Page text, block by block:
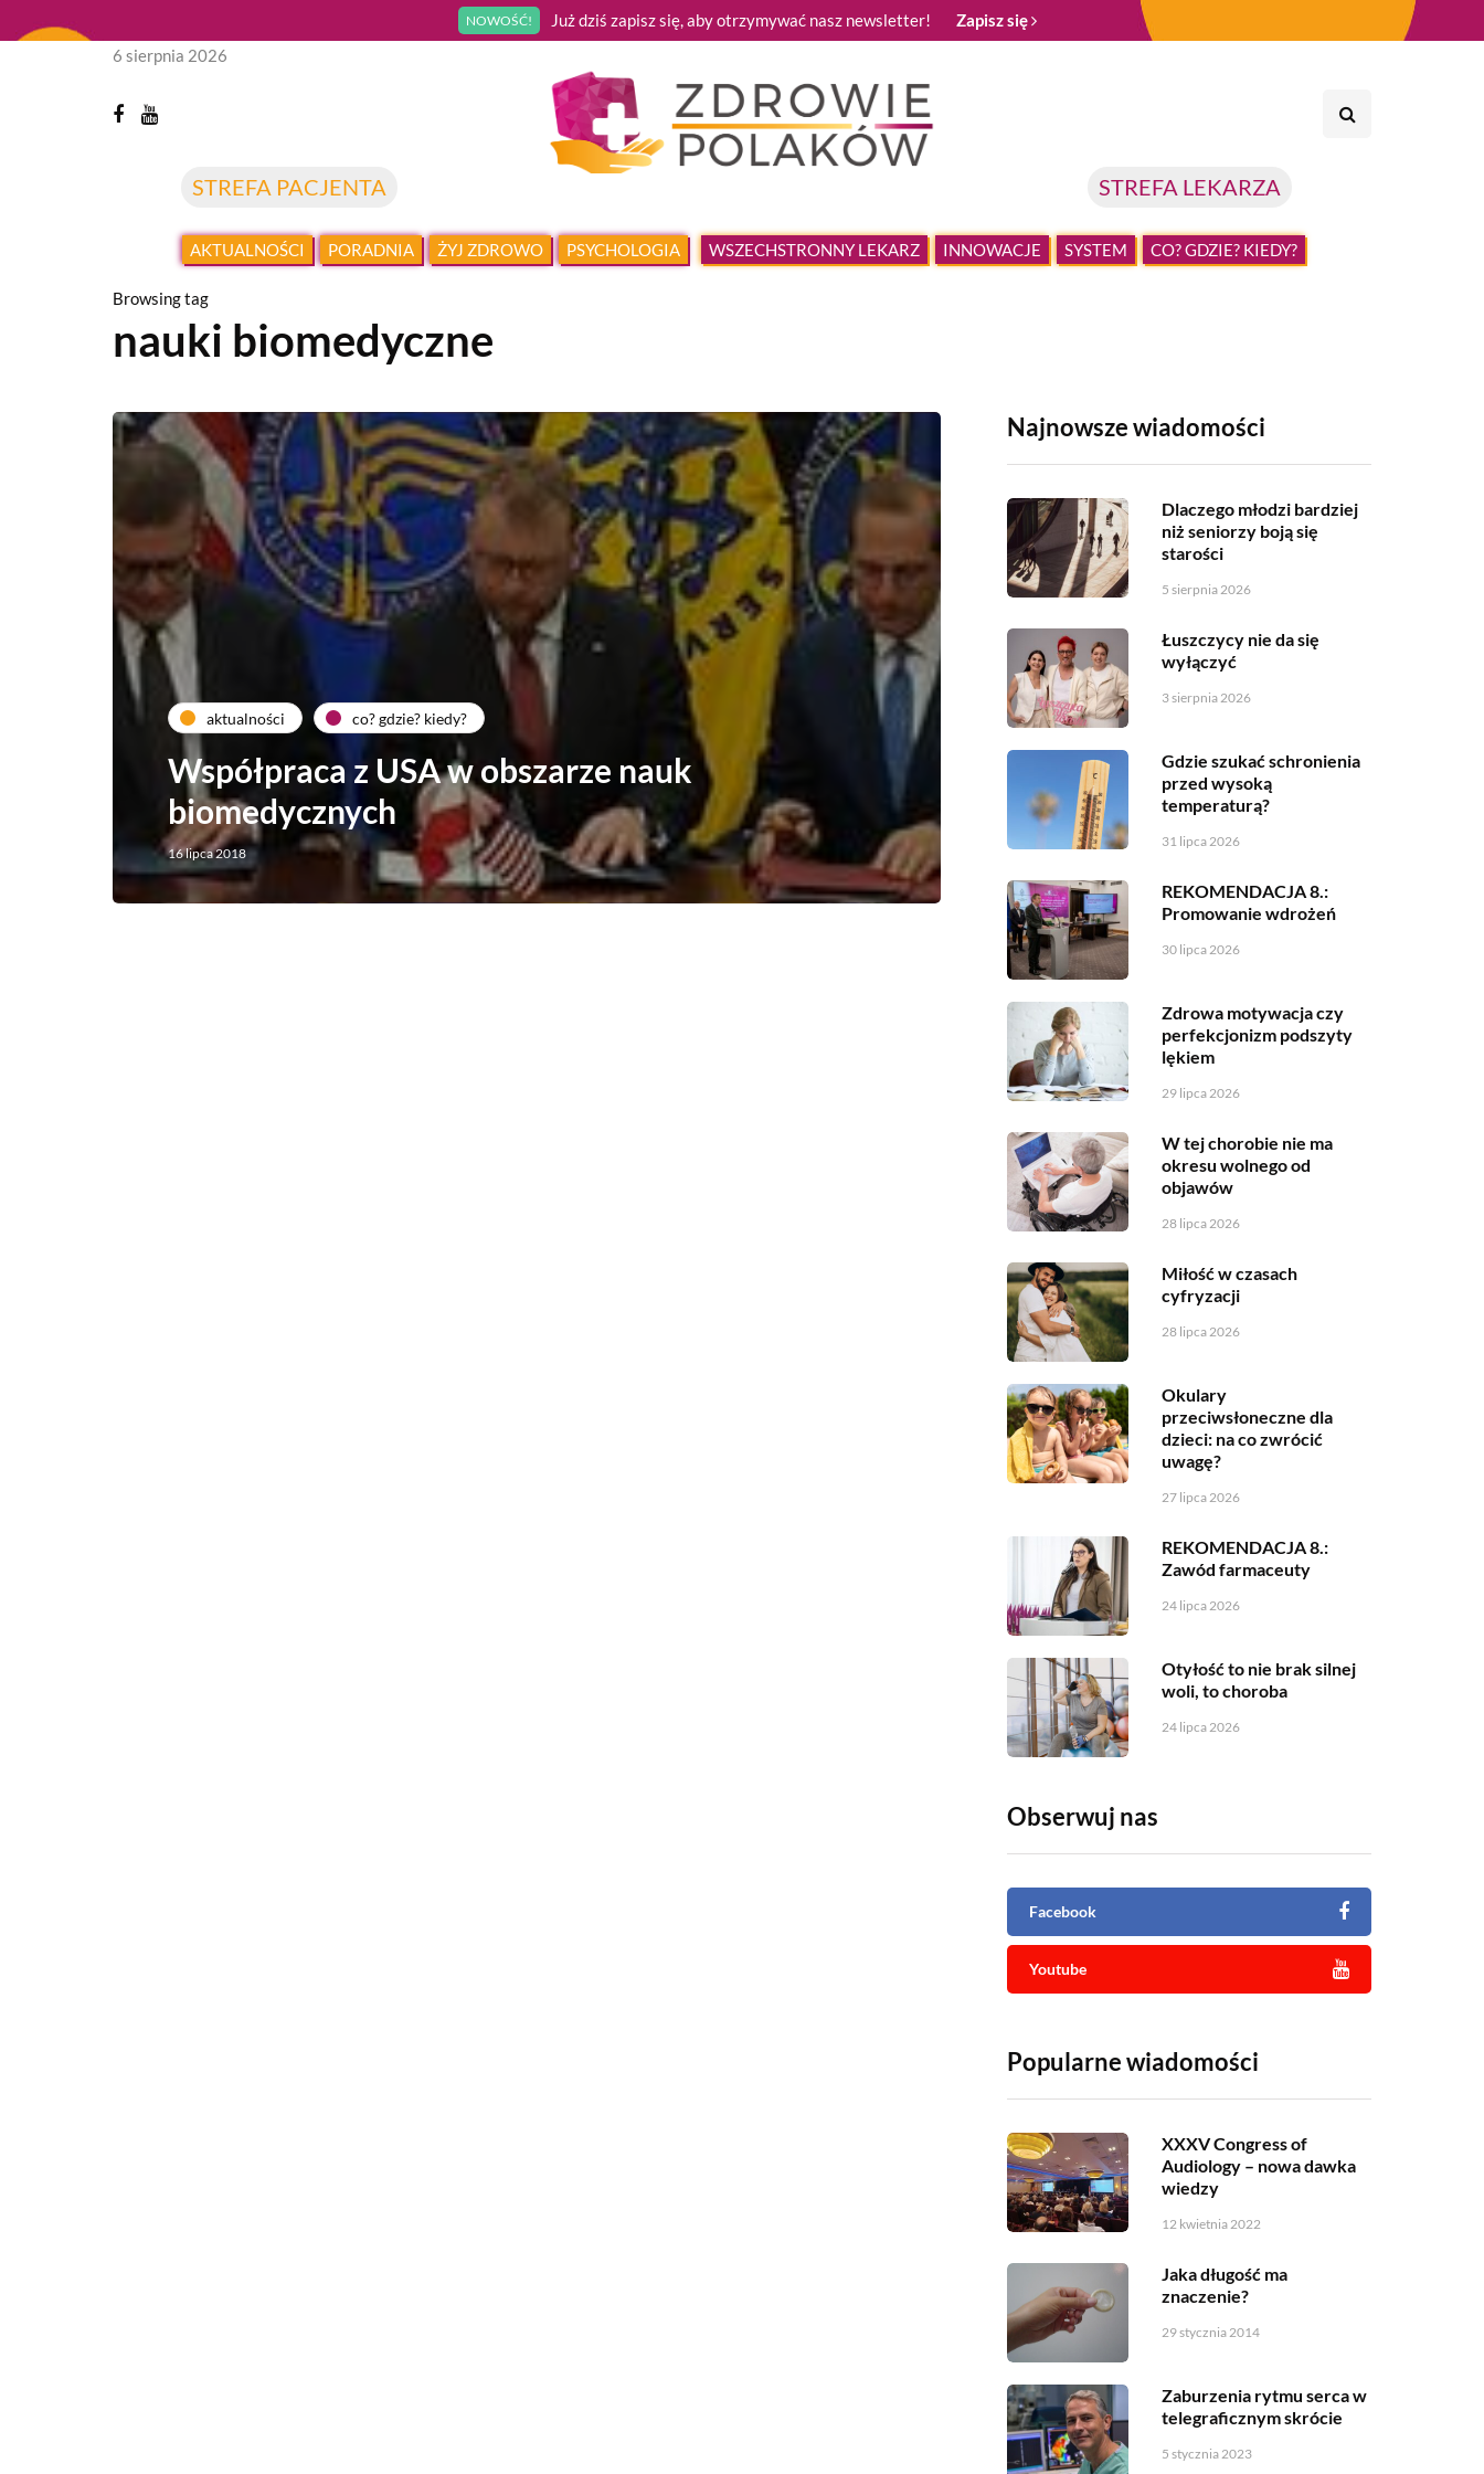
NOWOŚĆ! Już dziś zapisz się, aby otrzymywać nasz newsletter! Zapisz się
STREFA PACJENTA STREFA LEKARZA
6 sierpnia 2026
AKTUALNOŚCI PORADNIA ŻYJ ZDROWO PSYCHOLOGIA WSZECHSTRONNY LEKARZ INNOWACJE SYSTEM CO? GDZIE? KIEDY?
Browsing tag
nauki biomedyczne
aktualności co? gdzie? kiedy?
Współpraca z USA w obszarze nauk
biomedycznych
16 lipca 2018
Najnowsze wiadomości
Dlaczego młodzi bardziej
niż seniorzy boją się
starości
5 sierpnia 2026
Łuszczycy nie da się
wyłączyć
3 sierpnia 2026
Gdzie szukać schronienia
przed wysoką
temperaturą?
31 lipca 2026
REKOMENDACJA 8.:
Promowanie wdrożeń
30 lipca 2026
Zdrowa motywacja czy
perfekcjonizm podszyty
lękiem
29 lipca 2026
W tej chorobie nie ma
okresu wolnego od
objawów
28 lipca 2026
Miłość w czasach
cyfryzacji
28 lipca 2026
Okulary
przeciwsłoneczne dla
dzieci: na co zwrócić
uwagę?
27 lipca 2026
REKOMENDACJA 8.:
Zawód farmaceuty
24 lipca 2026
Otyłość to nie brak silnej
woli, to choroba
24 lipca 2026
Obserwuj nas
Facebook
Youtube
Popularne wiadomości
XXXV Congress of
Audiology – nowa dawka
wiedzy
12 kwietnia 2022
Jaka długość ma
znaczenie?
29 stycznia 2014
Zaburzenia rytmu serca w
telegraficznym skrócie
5 stycznia 2023